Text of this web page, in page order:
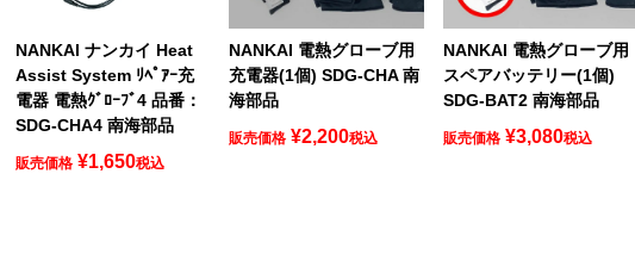
NANKAI ナンカイ Heat
Assist System ﾘﾍﾟｱｰ充
電器 電熱ｸﾞﾛｰﾌﾞ4 品番：
SDG-CHA4 南海部品
販売価格 ¥1,650税込
NANKAI 電熱グローブ用
充電器(1個) SDG-CHA 南
海部品
販売価格 ¥2,200税込
NANKAI 電熱グローブ用
スペアバッテリー(1個)
SDG-BAT2 南海部品
販売価格 ¥3,080税込